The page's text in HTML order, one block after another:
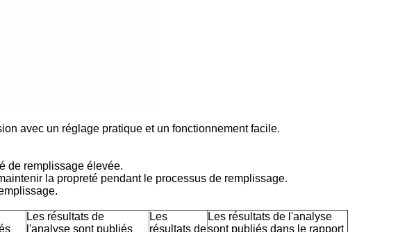
avec un réglage pratique et un fonctionnement facile.
de remplissage élevée.
la propreté pendant le processus de remplissage.
Les résultats de
l'analyse sont publiés
Les
résultats de
Les résultats de l'analyse
sont publiés dans le rapport